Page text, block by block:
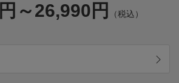
～26,990円 （税込）